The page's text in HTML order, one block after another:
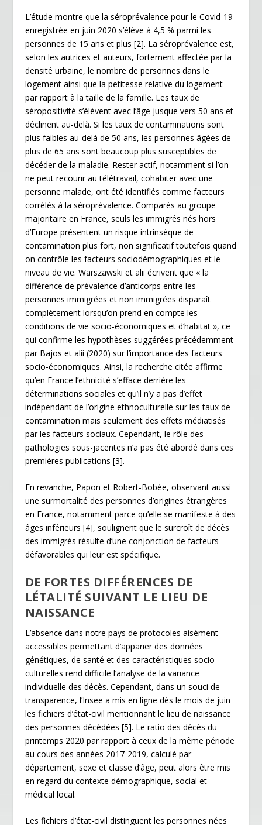
L’étude montre que la séroprévalence pour le Covid-19
enregistrée en juin 2020 s’élève à 4,5 % parmi les
personnes de 15 ans et plus [2]. La séroprévalence est,
selon les autrices et auteurs, fortement affectée par la
densité urbaine, le nombre de personnes dans le
logement ainsi que la petitesse relative du logement
par rapport à la taille de la famille. Les taux de
séropositivité s’élèvent avec l’âge jusque vers 50 ans et
déclinent au-delà. Si les taux de contaminations sont
plus faibles au-delà de 50 ans, les personnes âgées de
plus de 65 ans sont beaucoup plus susceptibles de
décéder de la maladie. Rester actif, notamment si l’on
ne peut recourir au télétravail, cohabiter avec une
personne malade, ont été identifiés comme facteurs
corrélés à la séroprévalence. Comparés au groupe
majoritaire en France, seuls les immigrés nés hors
d’Europe présentent un risque intrinsèque de
contamination plus fort, non significatif toutefois quand
on contrôle les facteurs sociodémographiques et le
niveau de vie. Warszawski et alii écrivent que « la
différence de prévalence d’anticorps entre les
personnes immigrées et non immigrées disparaît
complètement lorsqu’on prend en compte les
conditions de vie socio-économiques et d’habitat », ce
qui confirme les hypothèses suggérées précédemment
par Bajos et alii (2020) sur l’importance des facteurs
socio-économiques. Ainsi, la recherche citée affirme
qu’en France l’ethnicité s’efface derrière les
déterminations sociales et qu’il n’y a pas d’effet
indépendant de l’origine ethnoculturelle sur les taux de
contamination mais seulement des effets médiatisés
par les facteurs sociaux. Cependant, le rôle des
pathologies sous-jacentes n’a pas été abordé dans ces
premières publications [3].
En revanche, Papon et Robert-Bobée, observant aussi
une surmortalité des personnes d’origines étrangères
en France, notamment parce qu’elle se manifeste à des
âges inférieurs [4], soulignent que le surcroît de décès
des immigrés résulte d’une conjonction de facteurs
défavorables qui leur est spécifique.
DE FORTES DIFFÉRENCES DE
LÉTALITÉ SUIVANT LE LIEU DE
NAISSANCE
L’absence dans notre pays de protocoles aisément
accessibles permettant d’apparier des données
génétiques, de santé et des caractéristiques socio-
culturelles rend difficile l’analyse de la variance
individuelle des décès. Cependant, dans un souci de
transparence, l’Insee a mis en ligne dès le mois de juin
les fichiers d’état-civil mentionnant le lieu de naissance
des personnes décédées [5]. Le ratio des décès du
printemps 2020 par rapport à ceux de la même période
au cours des années 2017-2019, calculé par
département, sexe et classe d’âge, peut alors être mis
en regard du contexte démographique, social et
médical local.
Les fichiers d’état-civil distinguent les personnes nées